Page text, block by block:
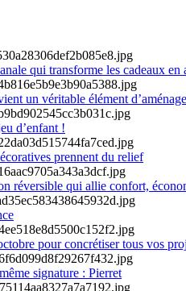
qui transforme les cadeaux en
un véritable élément
d’enfant !
prennent du relief
réversible qui allie confort,
pour concrétiser tous vos
signature : Pierret